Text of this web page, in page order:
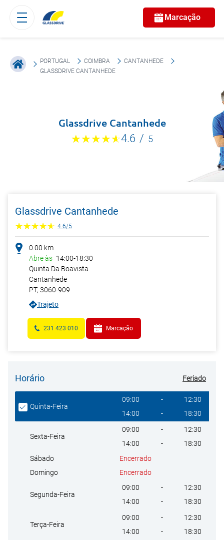
Marcação
PORTUGAL COIMBRA
CANTANHEDE
GLASSDRIVE CANTANHEDE
Glassdrive Cantanhede
4.6 / 5
Glassdrive Cantanhede
4.6/5
0.00 km
Abre às 14:00-18:30
Quinta Da Boavista
Cantanhede
PT, 3060-909
Trajeto
231 423 010 Marcação
Horário Feriado
Quinta-Feira
09:00 -
12:30
14:00
- 18:30
Sexta-Feira
09:00 -
12:30
14:00
-
18:30
Sábado
Encerrado
Domingo
Encerrado
Segunda-Feira
09:00 -
12:30
14:00
- 18:30
Terça-Feira
09:00 -
12:30
14:00
- 18:30